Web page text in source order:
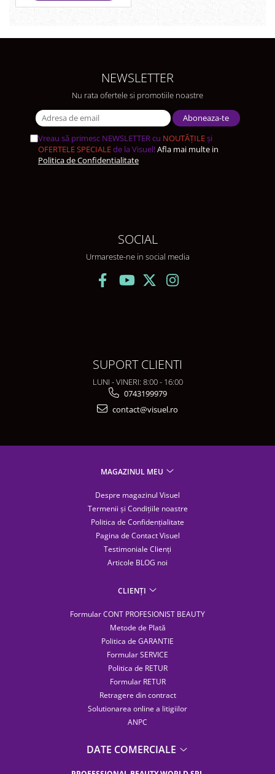
NEWSLETTER
Nu rata ofertele si promotiile noastre
Vreau să primesc NEWSLETTER cu NOUTĂȚILEși
OFERTELE SPECIALEde la Visuel!Afla mai multe in
Politica de Confidentialitate
SOCIAL
Urmareste-ne in social media
SUPORT CLIENTI
LUNI - VINERI: 8:00 - 16:00
0743199979
contact@visuel.ro
MAGAZINUL MEU
Despre magazinul Visuel
Termenii și Condițiile noastre
Politica de Confidențialitate
Pagina de Contact Visuel
Testimoniale Clienți
Articole BLOG noi
CLIENȚI
Formular CONT PROFESIONIST BEAUTY
Metode de Plată
Politica de GARANTIE
Formular SERVICE
Politica de RETUR
Formular RETUR
Retragere din contract
Solutionarea online a litigiilor
ANPC
DATE COMERCIALE